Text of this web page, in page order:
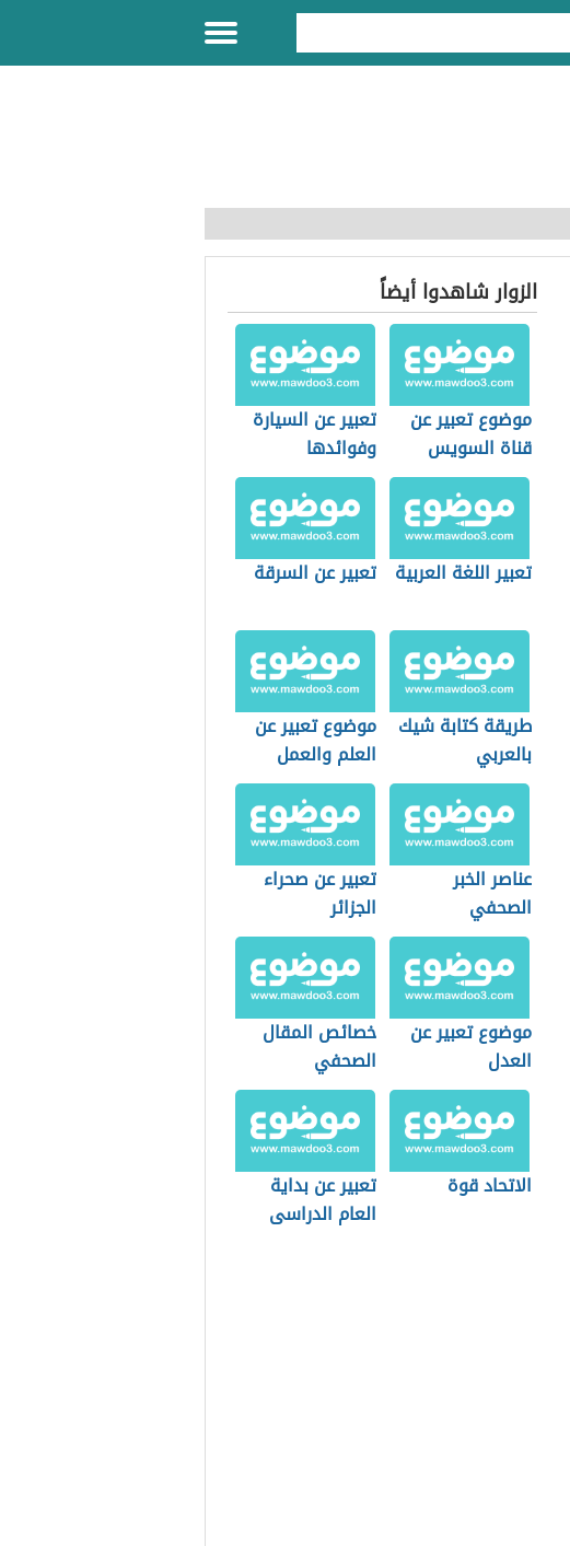
الزوار شاهدوا أيضاً
موضوع تعبير عن
قناة السويس
تعبير عن السيارة
وفوائدها
تعبير اللغة العربية تعبير عن السرقة
طريقة كتابة شيك
بالعربي
موضوع تعبير عن
العلم والعمل
عناصر الخبر
الصحفي
تعبير عن صحراء
الجزائر
موضوع تعبير عن
العدل
خصائص المقال
الصحفي
الاتحاد قوة
تعبير عن بداية
العام الدراسى